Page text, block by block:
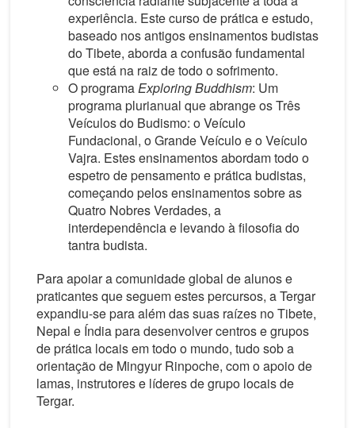
experiência. Este curso de prática e estudo,
baseado nos antigos ensinamentos budistas
do Tibete, aborda a confusão fundamental
que está na raiz de todo o sofrimento.
O programaExploring Buddhism: Um
programa plurianual que abrange os Três
Veículos do Budismo: o Veículo
Fundacional, o Grande Veículo e o Veículo
Vajra. Estes ensinamentos abordam todo o
espetro de pensamento e prática budistas,
começando pelos ensinamentos sobre as
Quatro Nobres Verdades, a
interdependência e levando à filosofia do
tantra budista.
Para apoiar a comunidade global de alunos e
praticantes que seguem estes percursos, a Tergar
expandiu-se para além das suas raízes no Tibete,
Nepal e Índia para desenvolver centros e grupos
de prática locais em todo o mundo, tudo sob a
orientação de Mingyur Rinpoche, com o apoio de
lamas, instrutores e líderes de grupo locais de
Tergar.